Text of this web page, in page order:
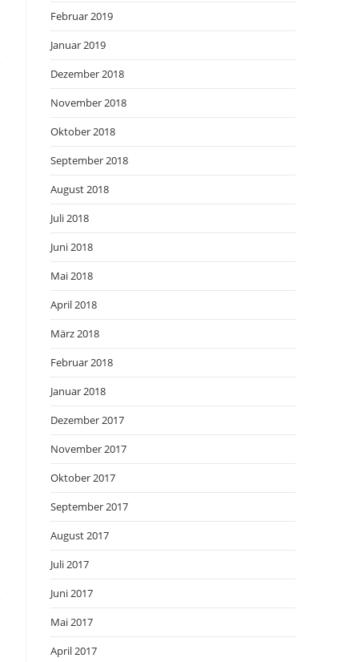
Februar 2019
Januar 2019
Dezember 2018
November 2018
Oktober 2018
September 2018
August 2018
Juli 2018
Juni 2018
Mai 2018
April 2018
März 2018
Februar 2018
Januar 2018
Dezember 2017
November 2017
Oktober 2017
September 2017
August 2017
Juli 2017
Juni 2017
Mai 2017
April 2017